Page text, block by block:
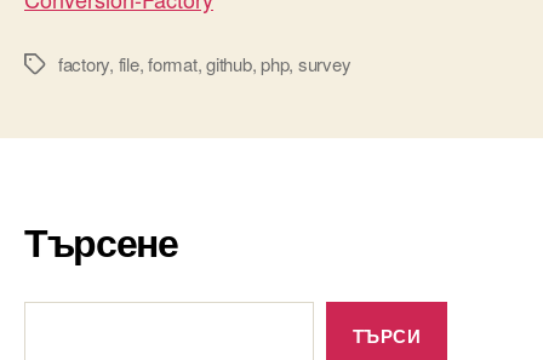
Tagsfactory, file,format,github,php, survey
Търсене
ТЪРСИ